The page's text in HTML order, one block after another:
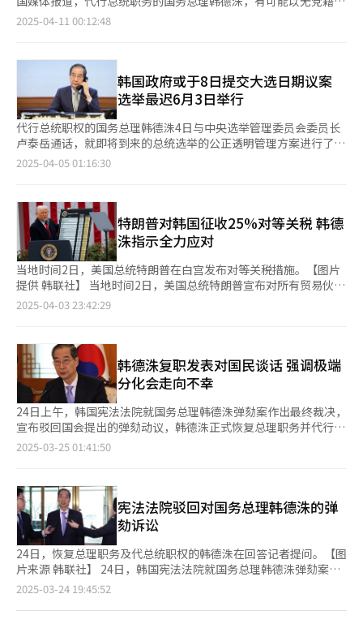
何影响。” 另一方面，TV朝鲜委托民调机构K-stat Research在
23日至24日面向全国18岁以上1010名选民进行的假想两人对决调
哲秀之间的差距分别为22、25和29个百分点。 国民力量党相关人
士表示，如果韩德洙正式加入总统候选人阵营，整体民调格局也可
能随之变化，未来单一化谈判的推动也会因此受到影响。 25日，
在国立大田显忠院举行的“第二届殉职义务军警日纪念仪式”上，
代理总统职权的国务总理韩德洙正在致纪念辞。【图片来源 韩联
社】
卿瑗为6.4%，前党首李俊锡为5.4%，首尔市长吴世勋为4.1%，国
会议员安哲秀为3.3%。 然而，依据国民力量党最新通过的预选规
在该数据上，排名将出现变化。根据党章第99条“舆论调查特
例”规定，所有党内预选相关舆论调查，须以国民力量党支持者及
无特定支持政党者为对象。 据此，将上述调查中表明政党支持
为“国民力量”“无党派”或“不知道”的受访者数据重新计算
后，韩东勋支持率跃升至62.9%，超过金文洙的50.9%。其后依次
为刘承旼（32.2%）、洪准杓（22.3%）、罗卿瑗（20.0%）、吴
世勋（9.7%）、安哲秀（8.4%）及李俊锡（3.4%）。 剔除已宣
布不参选的候选人后，具备晋级首轮预选条件的四位候选人为韩东
键，在于其在“政党支持未知”人群中的支持度遥遥领先。具体数
据方面，在“国民力量党支持者”中，金文洙支持率为26.7%，韩
东勋21.3%，洪准杓14.0%，罗卿瑗9.2%，吴世勋5.0%。在“无
党派人士”中，刘承旼支持率为23.3%，韩东勋13.2%，金文洙
12.4%。而在“政党支持不知道”的群体中，韩东勋高达28.4%，
远高于其他人选。 不过，由于党章规定明确仅限“国民力量党支
持者”与“无党派人士”参与预选相关调查，实际调查过程中将排
除“不知道”选项。这意味着，此类受访者将被归类至“无党
象，‘不知道’实质上也应包括在内。但党将在正式调查时限定选
项，仅允许回答‘国民力量党’‘共同民主党’‘祖国革新
党’‘改革新党’及‘无支持政党’。” 值得注意的是，前议员
刘承旼虽在模拟结果中名列第三，但已表态不参与此次党内预选。
首尔市长吴世勋亦宣布不参选。与此同时，尹相现在选举登记前夕
决定参战，可能对今后民调格局带来影响。 鉴于吴、刘两人均在
首都圈和中间选民中拥有较高支持率，谁将赢得这部分票源成为竞
调名单，党内仍不断传出“韩德洙出马”的呼声。韩德洙目前尚未
明确表态是否参选，也为局势再添变数。根据日程安排，国民力量
党将于本月14日至15日接受候选人报名，届时参选人阵容有望初
步明朗。 【图片来源 韩联社】
份参选，并与保守阵营实现候选人整合，构建“反李在明”统一战
性”与“行政稳定感”的候选人，以吸引中间选民，并与民主党候
选人展开更有效对抗。在这一背景下，担任过多届政府要职、并以
温和稳健形象著称的韩德洙成为核心讨论对象。 据《中央日报》
报道，国民力量党内部多个总统参选人阵营对韩德洙的潜在参选保
持高度警觉。一位不愿具名的竞选团队人士透露：“原本承诺支持
我们的部分议员，最近态度开始模糊，看起来与韩德洙的动向有
关。”另一名竞选团队成员则表示，韩德洙近期密集展开外交和媒
体活动，包括提名宪法法院法官人选、与美国总统特朗普通话、接
入。 尽管韩德洙本人在与国务总理室高级官员座谈时曾表
示“连‘大选’两个字都不要提”，但政界普遍不以为然。一位保
守派资深议员指出：“很多时候，参选并不是出于个人意志，而是
时代所需。现在保守阵营氛围已经相当成熟，剩下的只是他自己的
决断。” 舆论也为韩德洙的可能参选提供了有力支撑。根据
Embrain Public、Kstat Research、Korea Research、
Hankook Research四家机构于本月7日至9日联合进行的全国指
标调查（NBS），有56%的受访者表示“期待韩德洙能很好地领导
面，共同民主党为34%，国民力量党为33%，呈现统计误差范围
内的胶着状态。值得注意的是，共同民主党支持率较上周下降3个
百分点，而国民力量党支持率未发生变化。 在这一保守与进步阵
营力量相对接近的格局下，一位兼具广泛吸引力与稳定领导力的候
选人，正被视为打破僵局的关键角色。 代理总统职务的国务总理
韩德洙10日在政府首尔大楼，通过视频会议听取了为应对美国特朗
普政府关税政策而正在访美的产业通商资源部通商交涉本部长郑仁
教、驻美国韩国大使赵贤东关于情况的汇报，并发表了讲话。【图
2025-04-11 00:12:48
韩国政府或于8日提交大选日期议案
选举最迟6月3日举行
代行总统职权的国务总理韩德洙4日与中央选举管理委员会委员长
卢泰岳通话，就即将到来的总统选举的公正透明管理方案进行了讨
论。 据韩国国务总理办公室4日消息，韩德洙表示，在当前政治动
进行。” 韩德洙指出，此次选举不仅关乎新一任总统的选出，更
是韩国未来发展与国民团结的重要契机。韩国政府将全力配合选举
管理工作，确保选举过程严谨有序，让全体国民都能信赖此次选
举。 卢泰岳回应称，中央选举管理委员会将坚定推进选举公正管
理工作，并与政府保持紧密合作，以确保选举顺利进行。他表示，
目前选管委正在与政府积极协调，并将在未来继续加强合作。 据
悉，韩国政府可能在8日举行的定期国务会议上正式提交总统选举
日期的相关议案。根据《公职选举法》，总统职务代理人须在选举
作出决定。 韩国《宪法》规定，在总统职位出缺后，须在60日内
举行总统选举。因此，本次选举最迟应在6月3日举行。综合政府和
政界对选举筹备时间的考虑，本次选举日期可能会与2017年朴槿
惠总统被罢免后的选举相似，即尽可能接近60日的最后期限。 正
在通话中的韩德洙【图片来源 韩联社】
2025-04-05 01:16:30
特朗普对韩国征收25%对等关税 韩德
洙指示全力应对
当地时间2日，美国总统特朗普在白宫发布对等关税措施。【图片
提供 韩联社】 当地时间2日，美国总统特朗普宣布对所有贸易伙伴
征收“对等关税”，根据这一行政命令，美国将对自韩国进口商品
（IEEPA）制定。具体来看，特朗普宣布对所有贸易伙伴设立10%
的“最低基准关税”，对中国、欧盟、越南、日本、印度分别征收
34%、20%、46%、24%和26%的对等关税。由于对韩国进口商
品的关税税率高于日本和欧洲，将导致韩国在对美出口竞争中处于
不利地位。 这一举措标志着特朗普引发的关税贸易战正逐步扩大
至全球范围，欧盟、中国等已表示将坚决采取反制措施维护自身利
益，预计由美国长期主导的自由贸易体系可能会迅速转变为保护贸
易体系。 韩国贸易协会公布的数据显示，韩国去年对美国出口规
创历史新高，主要出口产品为汽车、半导体、石油产品、动力电池
等。 根据美国人口调查局的最新数据，今年1月自韩国进口占比为
3.4%，位居第10位，排名中国内地、加拿大、瑞士、德国、爱尔
兰、越南、日本和中国台湾之后。 韩美自贸协定事实上失效，韩
国面临着不得不与美国重新签署新的贸易协议的局面。但目前韩国
最高权力处于真空状态，引发各方忧虑。 代行总统职权的国务总
理韩德洙3日紧急召开经济安全战略工作组会议，会上就美国对韩
国征收对等关税措施讨论对策。 韩德洙在会上表示，全球关税战
已成现实，当前经济形势极为严峻，政府必须全力以赴，克服当前
2025-04-03 23:42:29
韩德洙复职发表对国民谈话 强调极端
分化会走向不幸
24日上午，韩国宪法法院就国务总理韩德洙弹劾案作出最终裁决，
宣布驳回国会提出的弹劾动议，韩德洙正式恢复总理职务并代行总
统职权。据悉，在宪法法院的8名法官中，5人提出驳回意见，2人
下，全力保障国家政局稳定，同时倾注全部智慧和力量，在已经成
为现实的全球贸易战中确保我国的国家利益。” 韩德洙指出，当
前全球正在面临唐纳德·特朗普再次就任美国总统带来的中美霸权
竞争加剧、地缘政治变革以及经济秩序重组。他承诺，在剩余任期
内，自己所有的判断标准都会以韩国产业和未来世代的利益为优先
考量。 他还表示：“在我近50年的从政生涯中，我所侍奉的多数
韩国国民既不希望国家左倾，也不希望右倾，他们只希望国家向
上、向前迈进。”韩德洙强调：“过去几年我们清楚汲取的一个教
训是，一个极端分化的社会只会走向不幸，最终无法实现任何人的
2025-03-25 01:41:50
宪法法院驳回对国务总理韩德洙的弹
劾诉讼
24日，恢复总理职务及代总统职权的韩德洙在回答记者提问。【图
片来源 韩联社】 24日，韩国宪法法院就国务总理韩德洙弹劾案作
出最终裁决，驳回国会提出的弹劾动议，韩德洙正式恢复其总理职
落。 此次弹劾案源于去年12月27日，韩国国会以韩德洙涉嫌协助
2025-03-24 19:45:52
页